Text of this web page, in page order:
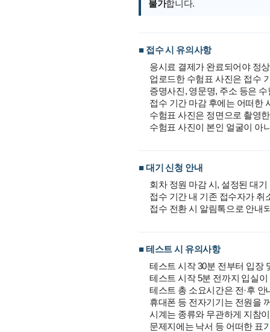
불가합니다.
■ 접수 시 유의사항
응시료 결제가 완료되어야 정
업로드한 수험표 사진은 접수
증명사진, 영문명, 주소 등은
접수 기간 마감 후에는 어떠한
수험표 사진은 정면으로 촬영
수험표 사진이 본인 얼굴이 아
■ 대기 신청 안내
회차 정원 마감 시, 설정된 대
접수 기간 내 기존 접수자가 취
접수 전환 시 알림톡으로 안내
■ 테스트 시 유의사항
테스트 시작 30분 전부터 입장
테스트 시작 5분 전까지 입실
테스트 총 소요시간은 전·후
휴대폰 등 전자기기는 전원을
시계는 종류와 무관하게 지참
문제지에는 낙서 등 어떠한 표